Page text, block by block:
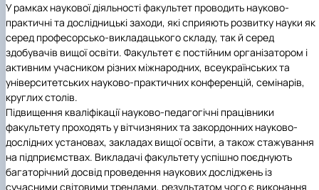
У рамках наукової діяльності факультет проводить науково-
практичні та дослідницькі заходи, які сприяють розвитку науки як
серед професорсько-викладацького складу, так й серед
здобувачів вищої освіти. Факультет є постійним організатором і
активним учасником різних міжнародних, всеукраїнських та
університетських науково-практичних конференцій, семінарів,
круглих столів.
Підвищення кваліфікації науково-педагогічні працівники
факультету проходять у вітчизняних та закордонних науково-
дослідних установах, закладах вищої освіти, а також стажування
на підприємствах. Викладачі факультету успішно поєднують
багаторічний досвід проведення наукових досліджень із
сучасними світовими трендами, результатом чого є виконання